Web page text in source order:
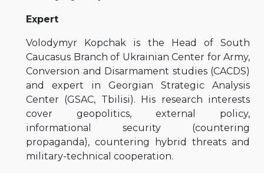
Expert
Volodymyr Kopchak is the Head of South
Caucasus Branch of Ukrainian Center for Army,
Conversion and Disarmament studies (CACDS)
and expert in Georgian Strategic Analysis
Center (GSAC, Tbilisi). His research interests
cover geopolitics, external policy,
informational security (countering
propaganda), countering hybrid threats and
military-technical cooperation.